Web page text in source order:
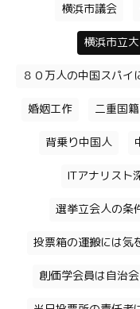
横浜市議会
横浜市立
８０万人の中国スパイ
婚姻工作 二重国籍
背乗り中国人
ITアナリスト
選挙立会人の条
投票箱の運搬には気
創価学会員は自治